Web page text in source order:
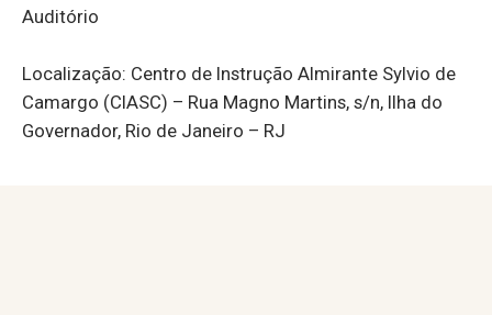
Auditório
Localização: Centro de Instrução Almirante Sylvio de
Camargo (CIASC) – Rua Magno Martins, s/n, Ilha do
Governador, Rio de Janeiro – RJ